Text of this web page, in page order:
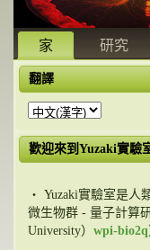
家 研究
翻譯
歡迎來到Yuzaki實驗
・ Yuzaki實驗室是人
微生物群 - 量子計算
University） wpi-bio2q